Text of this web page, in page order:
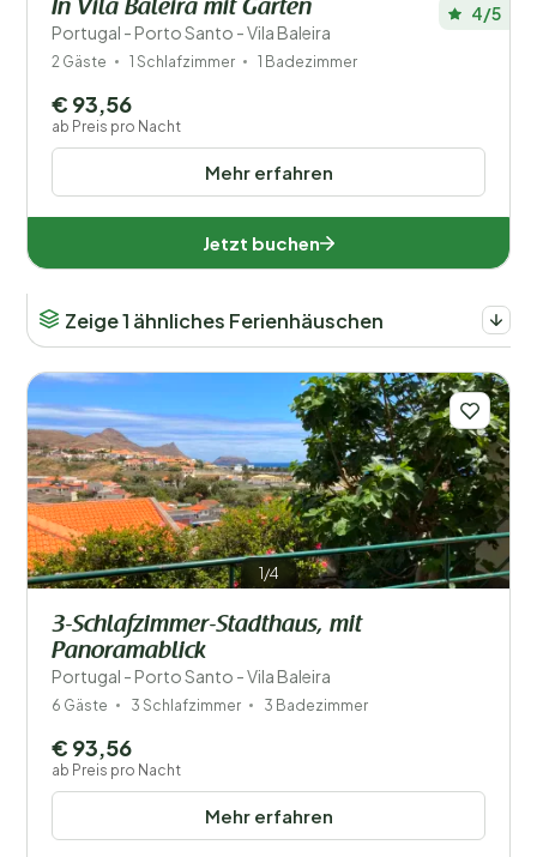
Anzahl der Gäste?
Ausstattung
In Vila Baleira mit Garten
Portugal - Porto Santo - Vila Baleira
4/5
2 Gäste 1 Schlafzimmer 1 Badezimmer
Mehr erfahren
€ 93,56
ab Preis pro Nacht
Jetzt buchen
Zeige 1 ähnliches Ferienhäuschen
1/4
3-Schlafzimmer-Stadthaus, mit
Panoramablick
Portugal - Porto Santo - Vila Baleira
6 Gäste 3 Schlafzimmer 3 Badezimmer
Mehr erfahren
€ 93,56
ab Preis pro Nacht